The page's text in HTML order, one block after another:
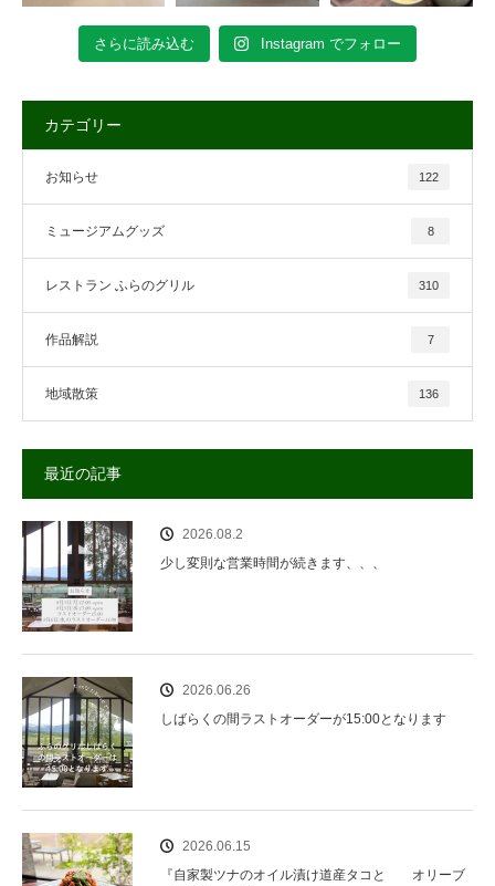
さらに読み込む Instagram でフォロー
カテゴリー
お知らせ 122
ミュージアムグッズ 8
レストラン ふらのグリル 310
作品解説 7
地域散策 136
最近の記事
2026.08.2
少し変則な営業時間が続きます、、、
2026.06.26
しばらくの間ラストオーダーが15:00となります
2026.06.15
『自家製ツナのオイル漬け道産タコと オリーブ